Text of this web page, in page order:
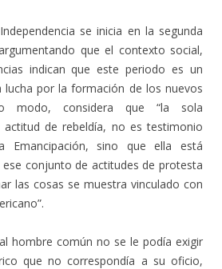
se inicia en la segunda
que el contexto social,
indican que este periodo es un
por la formación de los nuevos
modo, considera que “la sola
actitud de rebeldía, no es testimonio
Emancipación, sino que ella está
conjunto de actitudes de protesta
las cosas se muestra vinculado con
hombre común no se le podía exigir
que no correspondía a su oficio,